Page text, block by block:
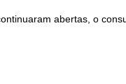
abertas, o